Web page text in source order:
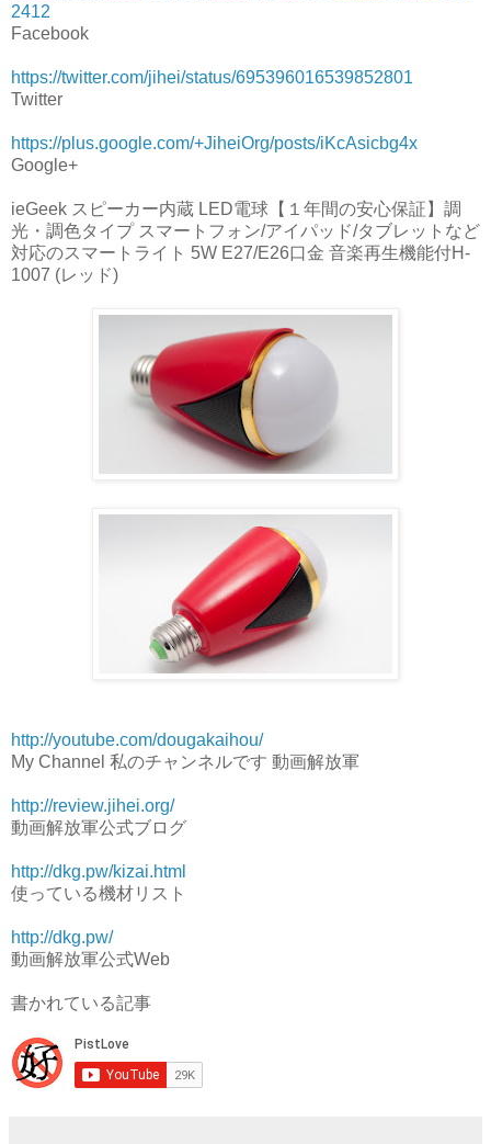
2412
Facebook
https://twitter.com/jihei/status/695396016539852801
Twitter
https://plus.google.com/+JiheiOrg/posts/iKcAsicbg4x
Google+
ieGeek スピーカー内蔵 LED電球【１年間の安心保証】調
光・調色タイプ スマートフォン/アイパッド/タブレットなど
対応のスマートライト 5W E27/E26口金 音楽再生機能付H-
1007 (レッド)
http://youtube.com/dougakaihou/
My Channel 私のチャンネルです 動画解放軍
http://review.jihei.org/
動画解放軍公式ブログ
http://dkg.pw/kizai.html
使っている機材リスト
http://dkg.pw/
動画解放軍公式Web
書かれている記事